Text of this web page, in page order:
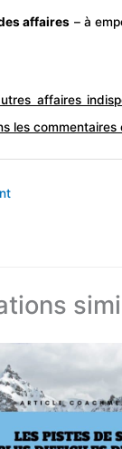
affaires – à
affaires
les commentaires